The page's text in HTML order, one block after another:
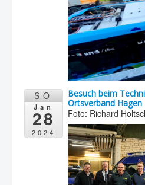
SO
Jan
28
2024
Besuch beim
Ortsverband Hagen
Foto: Richard